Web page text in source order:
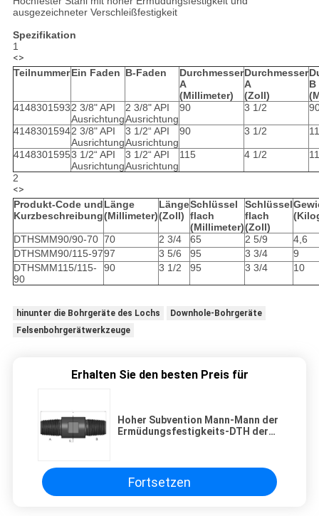
ausgezeichneter Verschleißfestigkeit
Spezifikation
1
<>
TeilnummerEin Faden B-Faden
Durchmesser
A
(Millimeter)
Durchmesser
A
(Zoll)
B
41483015932 3/8" API
Ausrichtung
2 3/8" API
Ausrichtung
90 3 1/2
41483015942 3/8" API
Ausrichtung
3 1/2“ API
Ausrichtung
90 3 1/2
41483015953 1/2“ API
Ausrichtung
3 1/2“ API
Ausrichtung
115 4 1/2
2
<>
Produkt-Code und
Kurzbeschreibung
Länge
(Millimeter)
Länge
(Zoll)
Schlüssel
flach
(Millimeter)
Schlüssel
flach
(Zoll)
DTHSMM90/90-70 70 2 3/4 65 2 5/9
4,6
DTHSMM90/115-9797 3 5/6 95 3 3/4
9
DTHSMM115/115-
90
90 3 1/2 95 3 3/4 10
hinunter die Bohrgeräte des Lochs
Downhole-Bohrgeräte
Felsenbohrgerätwerkzeuge
Erhalten Sie den besten Preis für
Hoher Subvention Mann-Mann der
Ermüdungsfestigkeits-DTH der
Fortsetzen